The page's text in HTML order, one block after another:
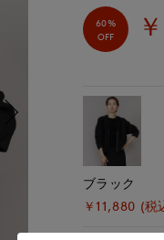
60%
OFF
ブラック
￥11,880 (税